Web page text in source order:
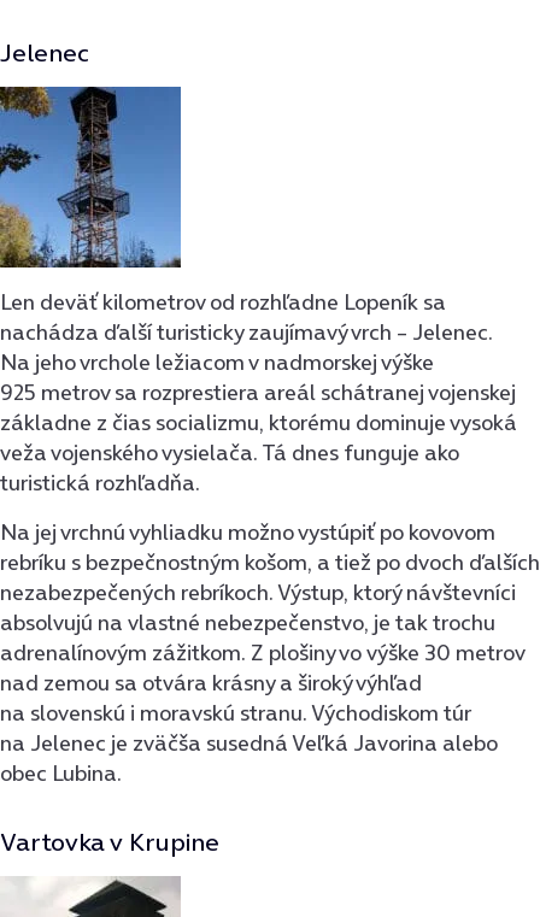
Jelenec
Len deväť kilometrov od rozhľadne Lopeník sa
nachádza ďalší turisticky zaujímavý vrch – Jelenec.
Na jeho vrchole ležiacom v nadmorskej výške
925 metrov sa rozprestiera areál schátranej vojenskej
základne z čias socializmu, ktorému dominuje vysoká
veža vojenského vysielača. Tá dnes funguje ako
turistická rozhľadňa.
Na jej vrchnú vyhliadku možno vystúpiť po kovovom
rebríku s bezpečnostným košom, a tiež po dvoch ďalších
nezabezpečených rebríkoch. Výstup, ktorý návštevníci
absolvujú na vlastné nebezpečenstvo, je tak trochu
adrenalínovým zážitkom. Z plošiny vo výške 30 metrov
nad zemou sa otvára krásny a široký výhľad
na slovenskú i moravskú stranu. Východiskom túr
na Jelenec je zväčša susedná Veľká Javorina alebo
obec Lubina.
Vartovka v Krupine